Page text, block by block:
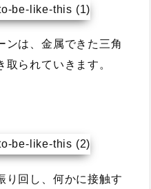
ンは、金属できた三角
られていきます。
り回し、何かに接触す